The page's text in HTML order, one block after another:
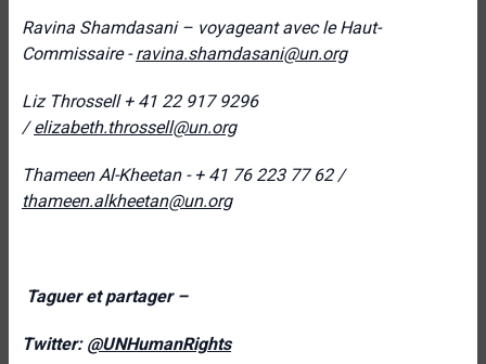
Ravina Shamdasani – voyageant avec le Haut-
Commissaire -ravina.shamdasani@un.org
Liz Throssell+ 41 22 917 9296
/elizabeth.throssell@un.org
Thameen Al-Kheetan - + 41 76 223 77 62 /
thameen.alkheetan@un.org
Taguer et partager –
Twitter: @UNHumanRights